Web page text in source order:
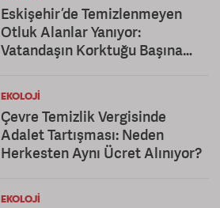
Eskişehir’de Temizlenmeyen
Otluk Alanlar Yanıyor:
Vatandaşın Korktuğu Başına
EKOLOJI
Çevre Temizlik Vergisinde
Adalet Tartışması: Neden
Herkesten Aynı Ücret Alınıyor?
EKOLOJI